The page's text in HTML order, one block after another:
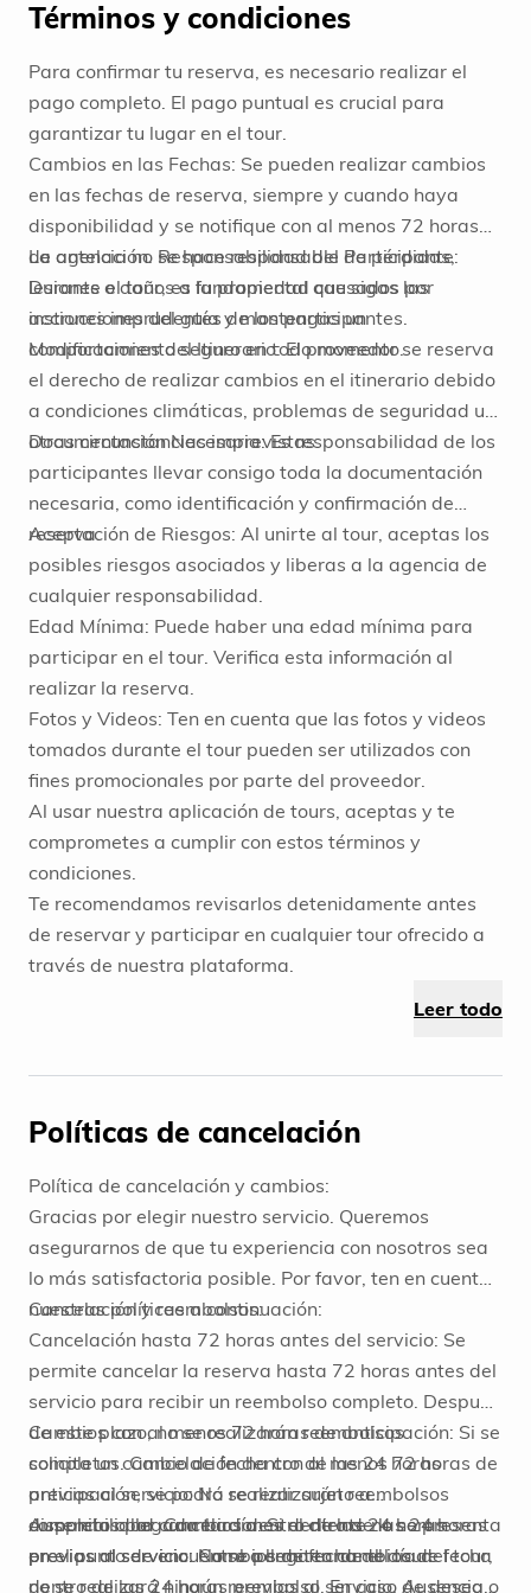
Términos y condiciones
Para confirmar tu reserva, es necesario realizar el
pago completo. El pago puntual es crucial para
garantizar tu lugar en el tour.
Cambios en las Fechas: Se pueden realizar cambios
en las fechas de reserva, siempre y cuando haya
disponibilidad y se notifique con al menos 72 horas
de antelación. Responsabilidad del Participante:
Durante el tour, es fundamental que sigas las
instrucciones del guía y mantengas un
comportamiento seguro en todo momento.
La agencia no se hace responsable de pérdidas,
lesiones o daños a la propiedad causados por
acciones imprudentes de los participantes.
Modificaciones del Itinerario: El proveedor se reserva
el derecho de realizar cambios en el itinerario debido
a condiciones climáticas, problemas de seguridad u
otras circunstancias imprevistas.
Documentación Necesaria: Es responsabilidad de los
participantes llevar consigo toda la documentación
necesaria, como identificación y confirmación de
reserva.
Aceptación de Riesgos: Al unirte al tour, aceptas los
posibles riesgos asociados y liberas a la agencia de
cualquier responsabilidad.
Edad Mínima: Puede haber una edad mínima para
participar en el tour. Verifica esta información al
realizar la reserva.
Fotos y Videos: Ten en cuenta que las fotos y videos
tomados durante el tour pueden ser utilizados con
fines promocionales por parte del proveedor.
Al usar nuestra aplicación de tours, aceptas y te
comprometes a cumplir con estos términos y
condiciones.
Te recomendamos revisarlos detenidamente antes
de reservar y participar en cualquier tour ofrecido a
través de nuestra plataforma.
Leer todo
Políticas de cancelación
Política de cancelación y cambios:
Gracias por elegir nuestro servicio. Queremos
asegurarnos de que tu experiencia con nosotros sea
lo más satisfactoria posible. Por favor, ten en cuenta
nuestras políticas a continuación:
Cancelación y reembolsos:
Cancelación hasta 72 horas antes del servicio: Se
permite cancelar la reserva hasta 72 horas antes del
servicio para recibir un reembolso completo. Después
de este plazo, no se realizarán reembolsos
completos. Cancelación dentro de las 24 horas
previas al servicio: No se realizarán reembolsos
completos por cancelaciones dentro de las 24 horas
previas al servicio. Cambios de fecha del tour:
Cambios con al menos 72 horas de anticipación: Si se
solicita un cambio de fecha con al menos 72 horas de
anticipación, se podrá realizar sujeto a
disponibilidad. Cambios dentro de las 24 horas
previas al servicio: No se permiten cambios de fecha
dentro de las 24 horas previas al servicio. Ausencia o
Ausencia o llegada tardía: Si el cliente no se presenta
en el punto de encuentro o llega tarde el día del tour,
no se realizará ningún reembolso. En caso de desear